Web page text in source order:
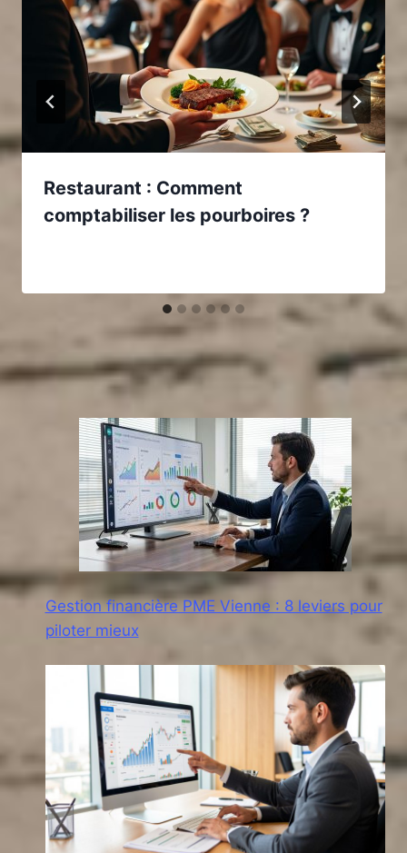
Restaurant : Comment
comptabiliser les pourboires ?
Gestion financière PME Vienne : 8 leviers pour
piloter mieux